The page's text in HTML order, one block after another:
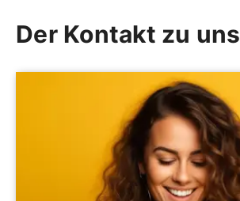
Der Kontakt zu uns